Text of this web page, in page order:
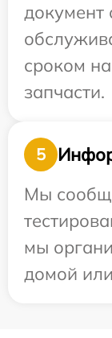
документ
сроком
запчасти.
5
Мы
мы
домой